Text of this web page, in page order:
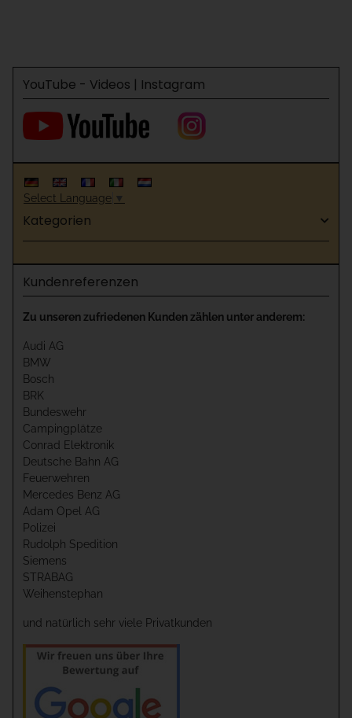
YouTube - Videos | Instagram
Select Language ▼
Kategorien
Kundenreferenzen
Zu unseren zufriedenen Kunden zählen unter anderem:
Audi AG
BMW
Bosch
BRK
Bundeswehr
Campingplätze
Conrad Elektronik
Deutsche Bahn AG
Feuerwehren
Mercedes Benz AG
Adam Opel AG
Polizei
Rudolph Spedition
Siemens
STRABAG
Weihenstephan
und natürlich sehr viele Privatkunden